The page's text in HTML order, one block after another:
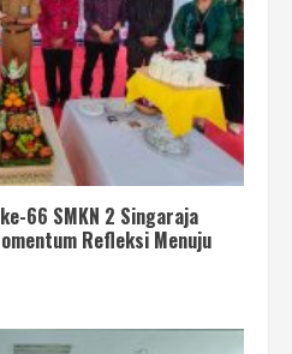
66 SMKN 2 Singaraja
Refleksi Menuju